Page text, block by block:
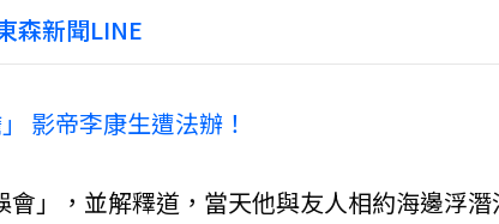
森新聞LINE
影帝李康生遭法辦！
」，並解釋道，當天他與友人相約海邊浮潛